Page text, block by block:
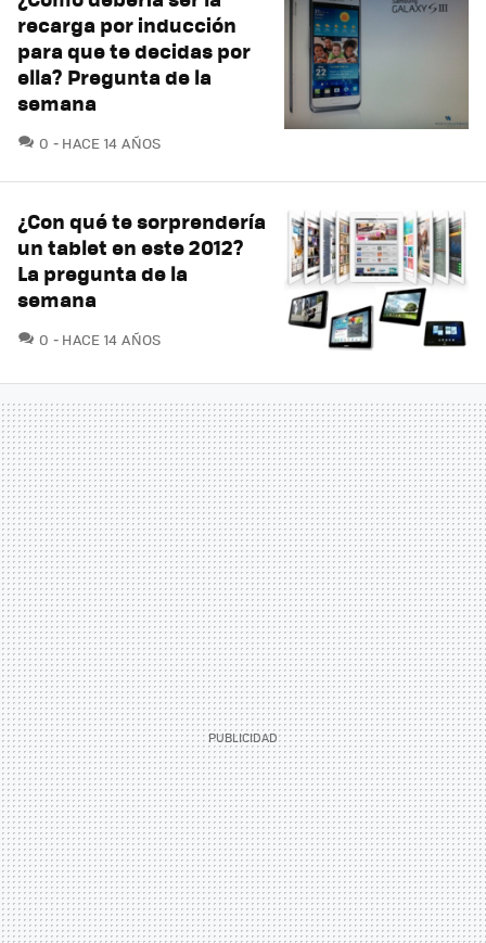
recarga por inducción
para que te decidas por
ella? Pregunta de la
semana
0 COMENTARIOS
HACE 14 AÑOS
¿Con qué te sorprendería
un tablet en este 2012?
La pregunta de la
semana
0 COMENTARIOS
HACE 14 AÑOS